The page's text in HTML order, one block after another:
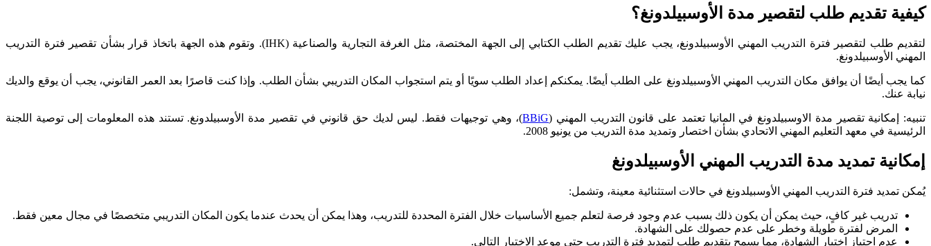
كيفية تقديم طلب لتقصير مدة الأوسبيلدونغ؟
لتقديم طلب لتقصير فترة التدريب المهني الأوسبيلدونغ، يجب عليك تقديم الطلب الكتابي إلى الجهة المختصة، مثل الغرفة التجارية والصناعية (IHK). وتقوم هذه الجهة باتخاذ قرار بشأن تقصير فترة التدريب
المهني الأوسبيلدونغ.
كما يجب أيضًا أن يوافق مكان التدريب المهني الأوسبيلدونغ على الطلب أيضًا. يمكنكم إعداد الطلب سويًا أو يتم استجواب المكان التدريبي بشأن الطلب. وإذا كنت قاصرًا بعد العمر القانوني، يجب أن يوقع والديك
نيابة عنك.
تنبيه: إمكانية تقصير مدة الاوسبيلدونغ في المانيا تعتمد على قانون التدريب المهني (BBiG)، وهي توجيهات فقط. ليس لديك حق قانوني في تقصير مدة الأوسبيلدونغ. تستند هذه المعلومات إلى توصية اللجنة
الرئيسية في معهد التعليم المهني الاتحادي بشأن اختصار وتمديد مدة التدريب من يونيو 2008.
إمكانية تمديد مدة التدريب المهني الأوسبيلدونغ
يُمكن تمديد فترة التدريب المهني الأوسبيلدونغ في حالات استثنائية معينة، وتشمل:
تدريب غير كافٍ، حيث يمكن أن يكون ذلك بسبب عدم وجود فرصة لتعلم جميع الأساسيات خلال الفترة المحددة للتدريب، وهذا يمكن أن يحدث عندما يكون المكان التدريبي متخصصًا في مجال معين فقط.
المرض لفترة طويلة وخطر على عدم حصولك على الشهادة.
عدم اجتياز اختبار الشهادة، مما يسمح بتقديم طلب لتمديد فترة التدريب حتى موعد الاختبار التالي.